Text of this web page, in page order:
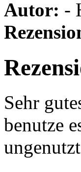
Autor: -
Sehr
benutze